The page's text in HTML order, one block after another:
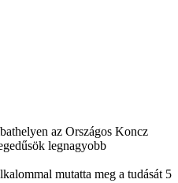
az Országos Koncz
legnagyobb
mutatta meg a tudását 5